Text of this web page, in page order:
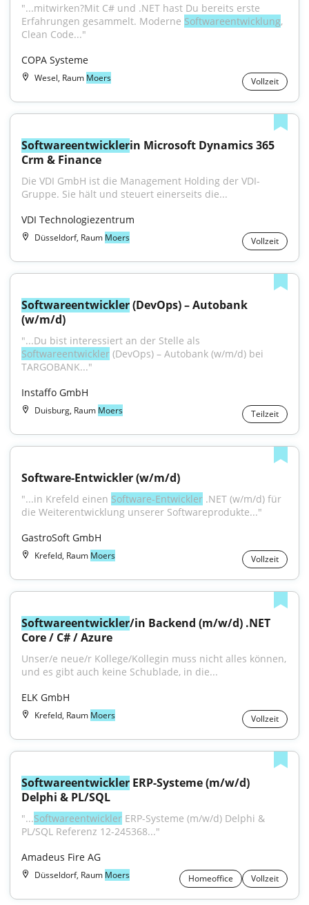
"...mitwirken?Mit C# und .NET hast Du bereits erste
Erfahrungen gesammelt. Moderne Softwareentwicklung,
Clean Code..."
COPA Systeme
Wesel, Raum Moers Vollzeit
Softwareentwicklerin Microsoft Dynamics 365
Crm & Finance
Die VDI GmbH ist die Management Holding der VDI-
Gruppe. Sie hält und steuert einerseits die...
VDI Technologiezentrum
Düsseldorf, Raum Moers Vollzeit
Softwareentwickler (DevOps) – Autobank
(w/m/d)
Softwareentwickler (DevOps) – Autobank (w/m/d) bei
TARGOBANK..."
Instaffo GmbH
Duisburg, Raum Moers Teilzeit
Software-Entwickler (w/m/d)
"...in Krefeld einen Software-Entwickler .NET (w/m/d) für
die Weiterentwicklung unserer Softwareprodukte..."
GastroSoft GmbH
Krefeld, Raum Moers Vollzeit
Softwareentwickler/in Backend (m/w/d) .NET
Core / C# / Azure
Unser/e neue/r Kollege/Kollegin muss nicht alles können,
und es gibt auch keine Schublade, in die...
ELK GmbH
Krefeld, Raum Moers Vollzeit
Softwareentwickler ERP-Systeme (m/w/d)
Delphi & PL/SQL
"...Softwareentwickler ERP-Systeme (m/w/d) Delphi &
PL/SQL Referenz 12-245368..."
Amadeus Fire AG
Düsseldorf, Raum Moers Homeoffice Vollzeit